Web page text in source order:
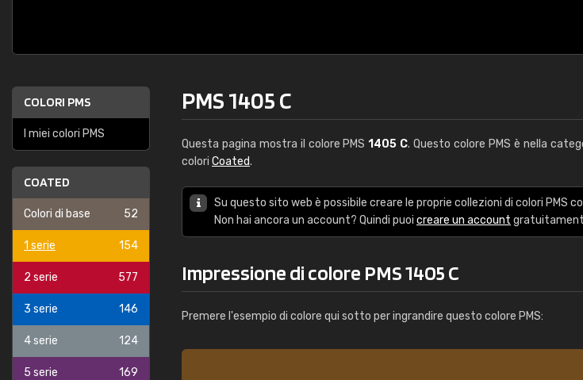
COLORI PMS
I miei colori PMS
COATED
Colori di base 52
1 serie 154
2 serie 577
3 serie 146
4 serie 124
5 serie 169
PMS 1405 C
Questa pagina mostra il colore PMS1405 C. Questo colore PMS è nella
colori Coated.
Su questo sito web è possibile creare le proprie collezioni di colori PMS
Non hai ancora un account? Quindi puoi creare un account
Impressione di colore PMS 1405 C
Premere l'esempio di colore qui sotto per ingrandire questo colore PMS: